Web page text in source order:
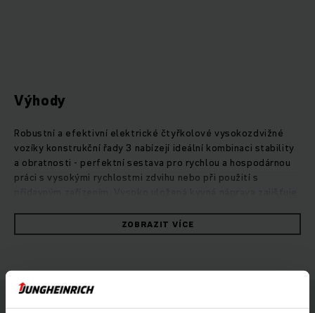
Výhody
Robustní a efektivní elektrické čtyřkolové vysokozdvižné
vozíky konstrukční řady 3 nabízejí ideální kombinaci stability
a obratnosti - perfektní sestava pro rychlou a hospodárnou
práci s vysokými rychlostmi zdvihu nebo při použití s
zajištěna maximální stabilita a bezpečnost jízdy a to i na
nerovném povrchu. Kromě velmi výkonné hydrauliky zaručují
vozíku. Díky kompaktnímu zdvihovému zařízení má obsluha
skvělý výhled na náklad, zatímco úzký sloupek řízení uvolňuje
ZOBRAZIT VÍCE